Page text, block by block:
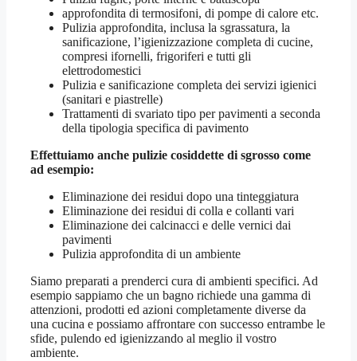
approfondita di termosifoni, di pompe di calore etc.
Pulizia approfondita, inclusa la sgrassatura, la
sanificazione, l’igienizzazione completa di cucine,
compresi ifornelli, frigoriferi e tutti gli
elettrodomestici
Pulizia e sanificazione completa dei servizi igienici
(sanitari e piastrelle)
Trattamenti di svariato tipo per pavimenti a seconda
della tipologia specifica di pavimento
Effettuiamo anche pulizie cosiddette di sgrosso come
ad esempio:
Eliminazione dei residui dopo una tinteggiatura
Eliminazione dei residui di colla e collanti vari
Eliminazione dei calcinacci e delle vernici dai
pavimenti
Pulizia approfondita di un ambiente
Siamo preparati a prenderci cura di ambienti specifici. Ad
esempio sappiamo che un bagno richiede una gamma di
attenzioni, prodotti ed azioni completamente diverse da
una cucina e possiamo affrontare con successo entrambe le
sfide, pulendo ed igienizzando al meglio il vostro
ambiente.